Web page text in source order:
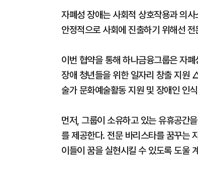
자폐성 장애는 사회적 상호작용과 의
안정적으로 사회에 진출하기 위해선
이번 협약을 통해 하나금융그룹은 자
장애 청년들을 위한 일자리 창출 지원
술가 문화예술활동 지원 및 장애인 인
먼저, 그룹이 소유하고 있는 유휴공간
를 제공한다. 전문 바리스타를 꿈꾸는
이들이 꿈을 실현시킬 수 있도록 도울